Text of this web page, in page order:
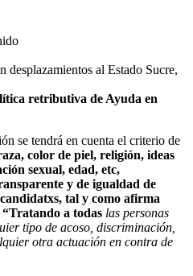
desplazamientos al Estado Sucre,
retributiva de Ayuda en
se tendrá en cuenta el criterio de
color de piel, religión, ideas
sexual, edad, etc,
y de igualdad de
tal y como afirma
a todas las personas
tipo de acoso, discriminación,
otra actuación en contra de